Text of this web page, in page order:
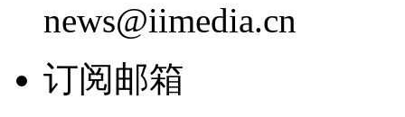
news@iimedia.cn
订阅邮箱